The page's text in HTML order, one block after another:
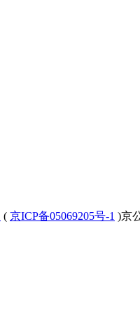
( 京ICP备05069205号-1 )京